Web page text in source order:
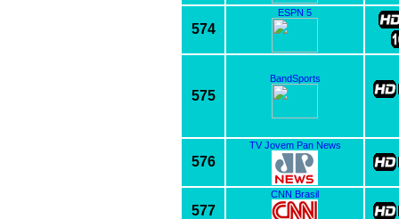
574
ESPN 5
575
BandSports
576
TV Jovem Pan News
577
CNN Brasil